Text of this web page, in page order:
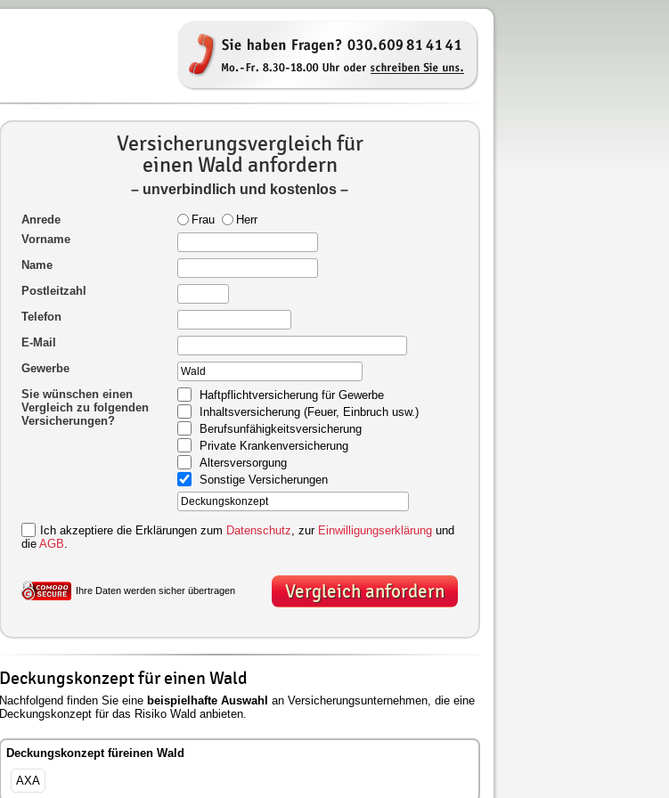
Versicherungsvergleich für
einen Wald anfordern
– unverbindlich und kostenlos –
Anrede Frau
Herr
Vorname
Name
Postleitzahl
Telefon
E-Mail
Gewerbe
Sie wünschen einen
Vergleich zu folgenden
Versicherungen?
Haftpflichtversicherung für Gewerbe
Inhaltsversicherung (Feuer, Einbruch usw.)
Berufsunfähigkeitsversicherung
Private Krankenversicherung
Altersversorgung
Sonstige Versicherungen
Ich akzeptiere die Erklärungen zum Datenschutz , zur Einwilligungserklärung und
die AGB.
Ihre Daten werden sicher übertragen Vergleich anfordern
Deckungskonzept für einen Wald
Nachfolgend finden Sie eine beispielhafte Auswahl an Versicherungsunternehmen, die eine
Deckungskonzept für das Risiko Wald anbieten.
Deckungskonzept füreinen Wald
AXA